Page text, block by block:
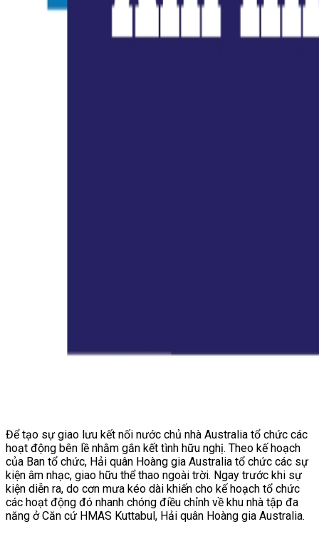
Để tạo sự giao lưu kết nối nước chủ nhà Australia tổ chức các
hoạt động bên lề nhằm gắn kết tình hữu nghị. Theo kế hoạch
của Ban tổ chức, Hải quân Hoàng gia Australia tổ chức các sự
kiện âm nhạc, giao hữu thể thao ngoài trời. Ngay trước khi sự
kiện diễn ra, do cơn mưa kéo dài khiến cho kế hoạch tổ chức
các hoạt động đó nhanh chóng điều chỉnh về khu nhà tập đa
năng ở Căn cứ HMAS Kuttabul, Hải quân Hoàng gia Australia.